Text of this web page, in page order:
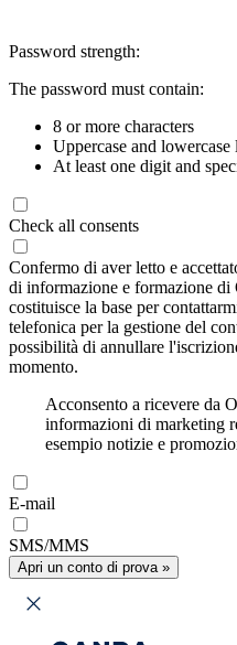
Password strength:
The password must contain:
8 or more characters
Uppercase and lowercase
At least one digit and
Check all consents
Confermo di aver letto e
di informazione e formazione
costituisce la base per
telefonica per la gestione del
possibilità di annullare
momento.
Acconsento a ricevere da
informazioni di marketing
esempio notizie e
E-mail
SMS/MMS
Apri un conto di prova »